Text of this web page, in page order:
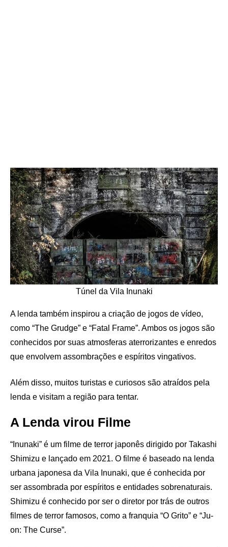
Túnel da Vila Inunaki
A lenda também inspirou a criação de jogos de vídeo,
como “The Grudge” e “Fatal Frame”. Ambos os jogos são
conhecidos por suas atmosferas aterrorizantes e enredos
que envolvem assombrações e espíritos vingativos.
Além disso, muitos turistas e curiosos são atraídos pela
lenda e visitam a região para tentar.
A Lenda virou Filme
“Inunaki” é um filme de terror japonês dirigido por Takashi
Shimizu e lançado em 2021. O filme é baseado na lenda
urbana japonesa da Vila Inunaki, que é conhecida por
ser assombrada por espíritos e entidades sobrenaturais.
Shimizu é conhecido por ser o diretor por trás de outros
filmes de terror famosos, como a franquia “O Grito” e “Ju-
on: The Curse”.